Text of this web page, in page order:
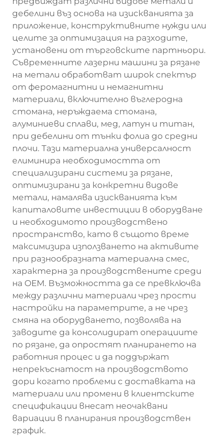
дебелини въз основа на изискванията за
приложение, конструктивните нужди или
целите за оптимизация на разходите,
установени от търговските партньори.
Съвременните лазерни машини за рязане
на метали обработват широк спектър
от феромагнитни и немагнитни
материали, включително въглеродна
стомана, неръждаема стомана,
алуминиеви сплави, мед, латун и титан,
при дебелини от тънки фолиа до средни
плочи. Тази материална универсалност
елиминира необходимостта от
специализирани системи за рязане,
оптимизирани за конкретни видове
метали, намалява изискванията към
капиталовите инвестиции в оборудване
и необходимото производствено
пространство, като в същото време
максимизира използването на активите
при разнообразната материална смес,
характерна за производствените среди
на OEM. Възможността да се превключва
между различни материали чрез прости
настройки на параметрите, а не чрез
смяна на оборудването, позволява на
заводите да консолидират операциите
по рязане, да опростят планирането на
работния процес и да поддържат
непрекъснатост на производството
дори когато проблеми с доставката на
материали или промени в клиентските
спецификации внесат неочаквани
вариации в планирания производствен
график.